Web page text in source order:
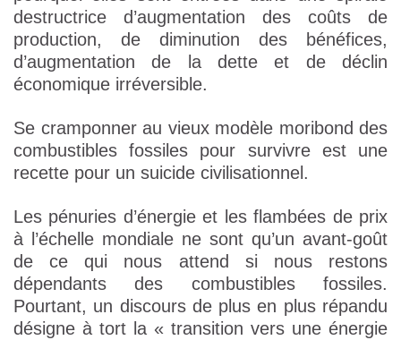
destructrice d’augmentation des coûts de
production, de diminution des bénéfices,
d’augmentation de la dette et de déclin
économique irréversible.
Se cramponner au vieux modèle moribond des
combustibles fossiles pour survivre est une
recette pour un suicide civilisationnel.
Les pénuries d’énergie et les flambées de prix
à l’échelle mondiale ne sont qu’un avant-goût
de ce qui nous attend si nous restons
dépendants des combustibles fossiles.
Pourtant, un discours de plus en plus répandu
désigne à tort la « transition vers une énergie